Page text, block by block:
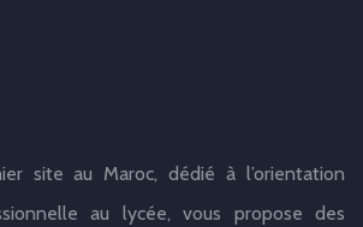
site au Maroc, dédié à l’orientation
au lycée, vous propose des